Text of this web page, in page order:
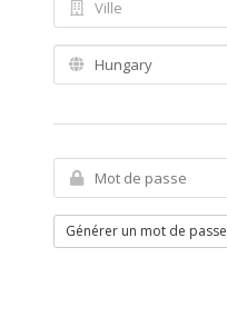
Générer un mot de passe